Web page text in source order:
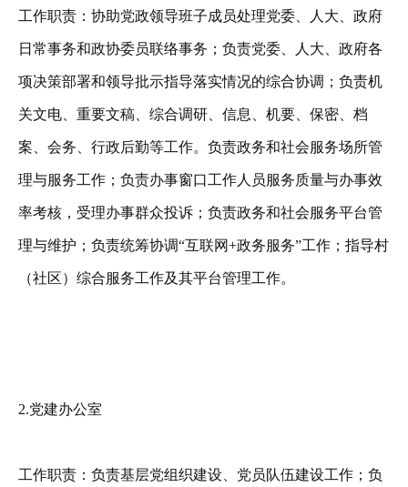
工作职责：协助党政领导班子成员处理党委、人大、政府
日常事务和政协委员联络事务；负责党委、人大、政府各
项决策部署和领导批示指导落实情况的综合协调；负责机
关文电、重要文稿、综合调研、信息、机要、保密、档
案、会务、行政后勤等工作。负责政务和社会服务场所管
理与服务工作；负责办事窗口工作人员服务质量与办事效
率考核，受理办事群众投诉；负责政务和社会服务平台管
理与维护；负责统筹协调“互联网+政务服务”工作；指导村
（社区）综合服务工作及其平台管理工作。
2.党建办公室
工作职责：负责基层党组织建设、党员队伍建设工作；负